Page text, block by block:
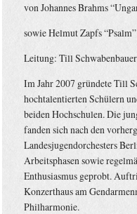
von Johannes Brahms
sowie Helmut Zapfs
Leitung: Till Schwabenbauer
Im Jahr 2007 gründete Till
hochtalentierten Schülern
beiden Hochschulen. Die
fanden sich nach den
Landesjugendorchesters
Arbeitsphasen sowie
Enthusiasmus geprobt.
Konzerthaus am
Philharmonie.